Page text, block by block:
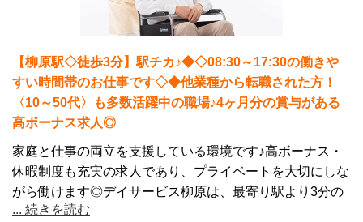
【柳原駅◇徒歩3分】駅チカ♪◆◇08:30～17:30の働きや
すい時間帯のお仕事です◇◆他業種から転職された方！
〈10～50代〉も多数活躍中の職場♪4ヶ月分の賞与がある
高ボーナス求人◎
家庭と仕事の両立を支援している環境です♪高ボーナス・
休暇制度も充実の求人であり、プライベートを大切にしな
がら働けます◎デイサービス柳原は、最寄り駅より3分の
立地にあり、周囲は生活面や医療面においても安心いただ
... 続きを読む